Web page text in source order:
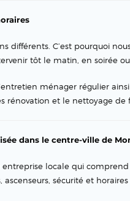
différents. C’est pourquoi
tôt le matin, en soirée
ménager régulier
rénovation et le nettoyage
dans le centre-ville de
entreprise locale qui
ascenseurs, sécurité et